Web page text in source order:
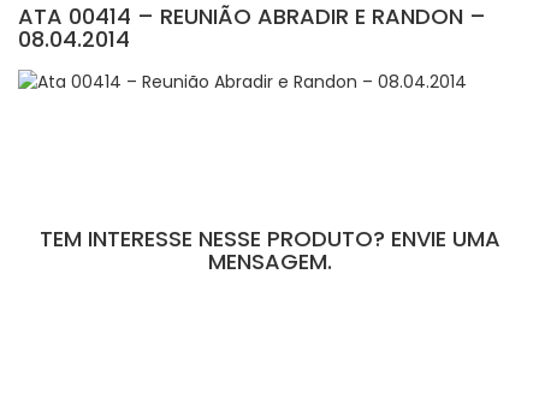
ATA 00414 – REUNIÃO ABRADIR E RANDON –
08.04.2014
TEM INTERESSE NESSE PRODUTO? ENVIE UMA
MENSAGEM.